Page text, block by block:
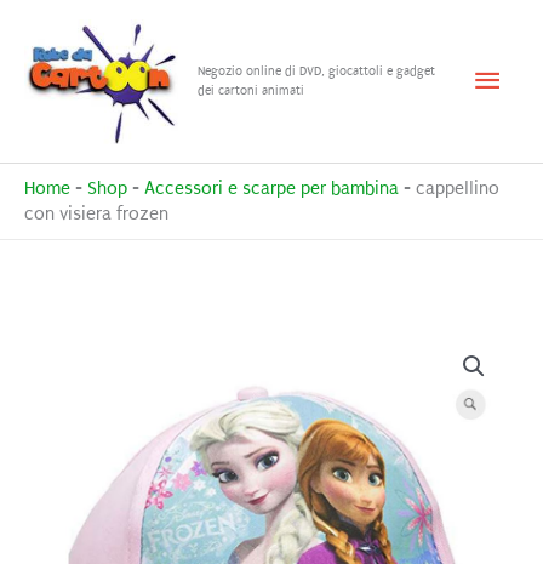
contenuto
Negozio online di DVD, giocattoli e gadget
dei cartoni animati
Menu
Home - Shop - Accessori e scarpe per bambina - cappellino
con visiera frozen